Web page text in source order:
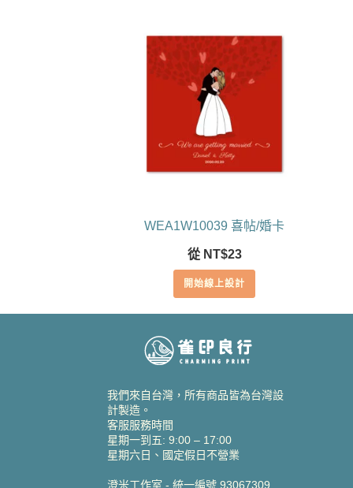
WEA1W10039 喜帖/婚卡
從 NT$23
開始線上設計
我們來自台灣，所有商品皆為台灣設
計製造。
客服服務時間
星期一到五: 9:00 – 17:00
星期六日、國定假日不營業
澄米工作室 - 統一編號 93067309